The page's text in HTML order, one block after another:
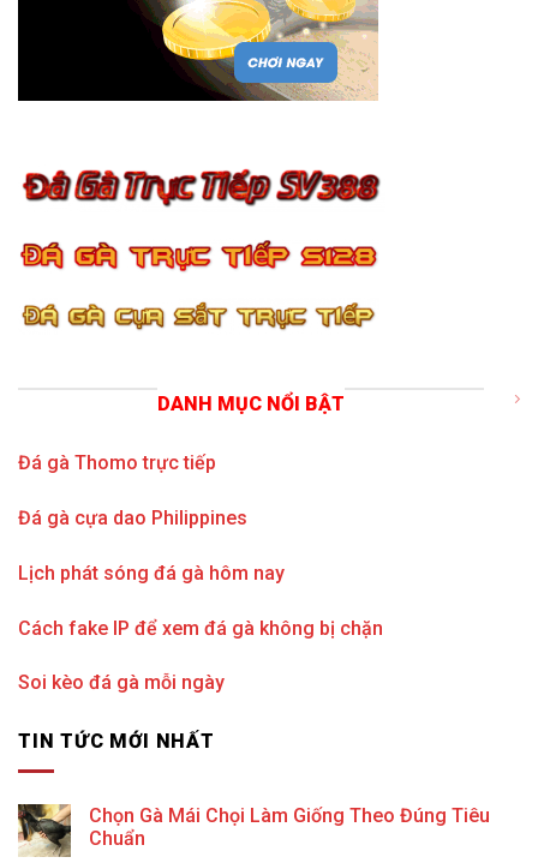
DANH MỤC NỔI BẬT
Đá gà Thomo trực tiếp
Đá gà cựa dao Philippines
Lịch phát sóng đá gà hôm nay
Cách fake IP để xem đá gà không bị chặn
Soi kèo đá gà mỗi ngày
TIN TỨC MỚI NHẤT
Chọn Gà Mái Chọi Làm Giống Theo Đúng Tiêu
Chuẩn